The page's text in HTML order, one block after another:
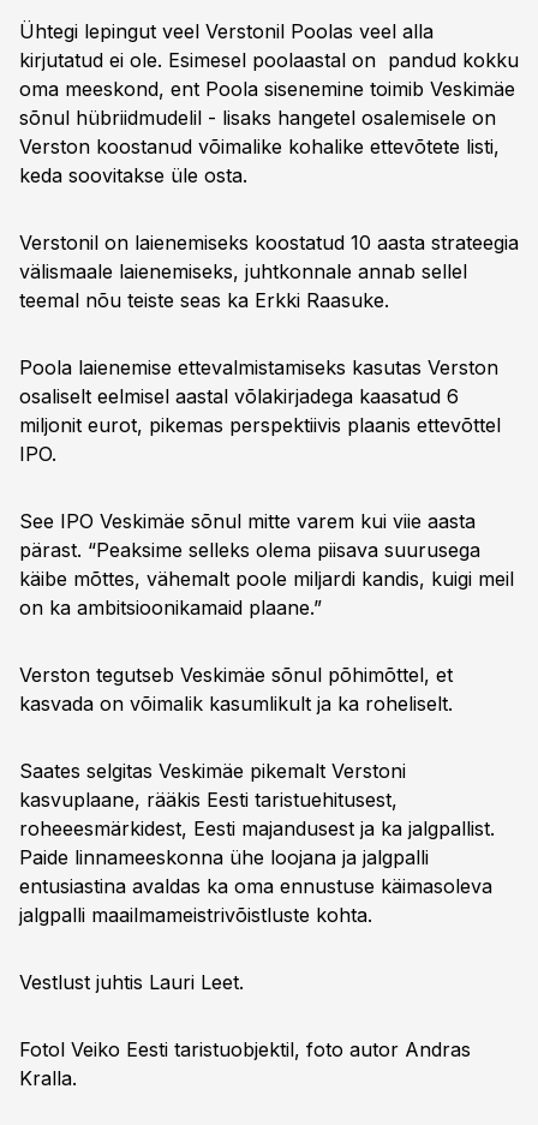
Ühtegi lepingut veel Verstonil Poolas veel alla
kirjutatud ei ole. Esimesel poolaastal on pandud kokku
oma meeskond, ent Poola sisenemine toimib Veskimäe
sõnul hübriidmudelil - lisaks hangetel osalemisele on
Verston koostanud võimalike kohalike ettevõtete listi,
keda soovitakse üle osta.
Verstonil on laienemiseks koostatud 10 aasta strateegia
välismaale laienemiseks, juhtkonnale annab sellel
teemal nõu teiste seas ka Erkki Raasuke.
Poola laienemise ettevalmistamiseks kasutas Verston
osaliselt eelmisel aastal võlakirjadega kaasatud 6
miljonit eurot, pikemas perspektiivis plaanis ettevõttel
IPO.
See IPO Veskimäe sõnul mitte varem kui viie aasta
pärast. “Peaksime selleks olema piisava suurusega
käibe mõttes, vähemalt poole miljardi kandis, kuigi meil
on ka ambitsioonikamaid plaane.”
Verston tegutseb Veskimäe sõnul põhimõttel, et
kasvada on võimalik kasumlikult ja ka roheliselt.
Saates selgitas Veskimäe pikemalt Verstoni
kasvuplaane, rääkis Eesti taristuehitusest,
roheeesmärkidest, Eesti majandusest ja ka jalgpallist.
Paide linnameeskonna ühe loojana ja jalgpalli
entusiastina avaldas ka oma ennustuse käimasoleva
jalgpalli maailmameistrivõistluste kohta.
Vestlust juhtis Lauri Leet.
Fotol Veiko Eesti taristuobjektil, foto autor Andras
Kralla.